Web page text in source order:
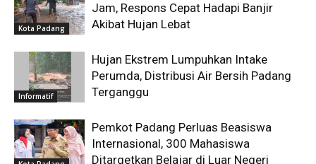
Kota Padang
Jam, Respons Cepat Hadapi Banjir
Akibat Hujan Lebat
Informatif
Hujan Ekstrem Lumpuhkan Intake
Perumda, Distribusi Air Bersih Padang
Terganggu
Pemkot Padang Perluas Beasiswa
Internasional, 300 Mahasiswa
Ditargetkan Belajar di Luar Negeri